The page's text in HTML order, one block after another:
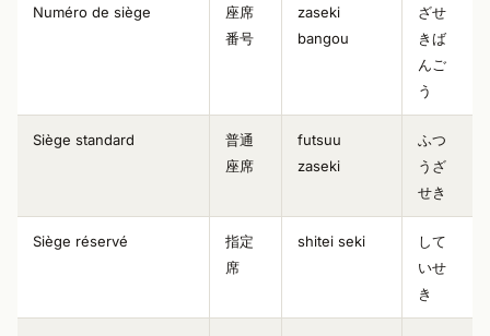
Numéro de siège
座席
番号
zaseki
bangou
ざせ
きば
んご
う
Siège standard
普通
座席
futsuu
zaseki
ふつ
うざ
せき
Siège réservé
指定
席
shitei seki
して
いせ
き